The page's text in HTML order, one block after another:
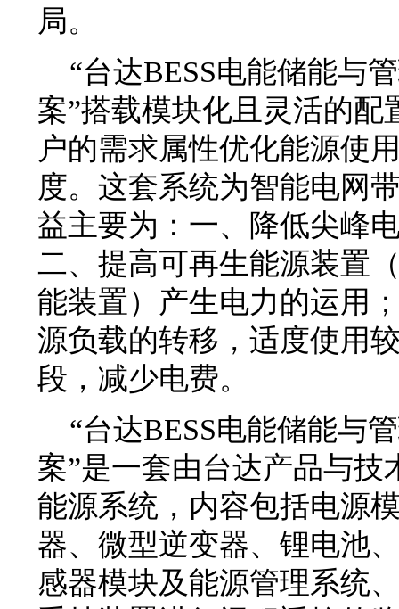
局。
“台达BESS电能储能与
案”搭载模块化且灵活的配
户的需求属性优化能源使
度。这套系统为智能电网
益主要为：一、降低尖峰
二、提高可再生能源装置
能装置）产生电力的运用
源负载的转移，适度使用
段，减少电费。
“台达BESS电能储能与
案”是一套由台达产品与技
能源系统，内容包括电源
器、微型逆变器、锂电池
感器模块及能源管理系统